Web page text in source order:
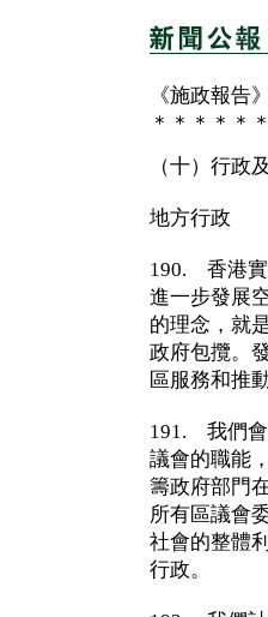
《施政報告
＊＊＊＊＊
（十）行政
地方行政
190. 香港實
進一步發展
的理念，就
政府包攬。
區服務和推
191. 我們會
議會的職能
籌政府部門
所有區議會
社會的整體
行政。